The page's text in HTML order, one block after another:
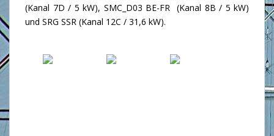
(Kanal 7D / 5 kW), SMC_D03 BE-FR (Kanal 8B / 5 kW)
und SRG SSR (Kanal 12C / 31,6 kW).